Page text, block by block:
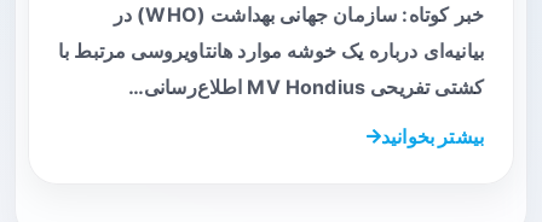
خبر کوتاه: سازمان جهانی بهداشت (WHO) در
بیانیه‌ای درباره یک خوشه موارد هانتاویروسی مرتبط با
کشتی تفریحی MV Hondius اطلاع‌رسانی…
بیشتر بخوانید